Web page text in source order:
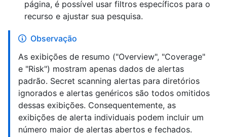
página, é possível usar filtros específicos para o
recurso e ajustar sua pesquisa.
Observação
As exibições de resumo ("Overview", "Coverage"
e "Risk") mostram apenas dados de alertas
padrão. Secret scanning alertas para diretórios
ignorados e alertas genéricos são todos omitidos
dessas exibições. Consequentemente, as
exibições de alerta individuais podem incluir um
número maior de alertas abertos e fechados.